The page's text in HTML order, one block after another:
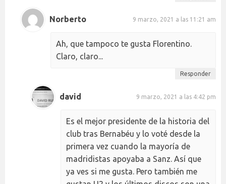
Norberto 9 marzo, 2021 a las 11:21 am
Ah, que tampoco te gusta Florentino.
Claro, claro...
Responder
david 9 marzo, 2021 a las 4:42 pm
Es el mejor presidente de la historia del
club tras Bernabéu y lo voté desde la
primera vez cuando la mayoría de
madridistas apoyaba a Sanz. Así que
ya ves si me gusta. Pero también me